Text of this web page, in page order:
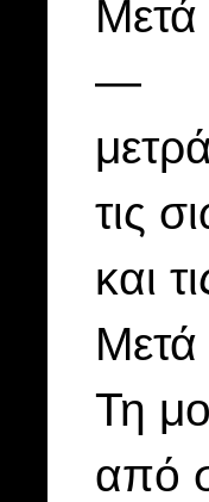
Μετά
—
τις
και
Μετά
Τη
από